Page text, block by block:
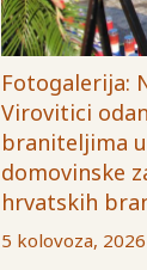
Fotogalerija:
Virovitici
braniteljima
domovinske
hrvatskih
5 kolovoza, 2026